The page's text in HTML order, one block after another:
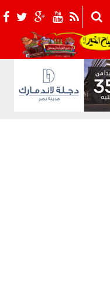
021_2.png